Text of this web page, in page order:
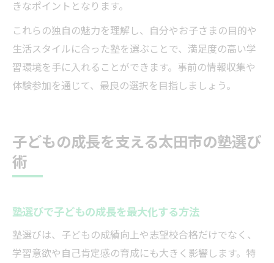
きなポイントとなります。
これらの独自の魅力を理解し、自分やお子さまの目的や
生活スタイルに合った塾を選ぶことで、満足度の高い学
習環境を手に入れることができます。事前の情報収集や
体験参加を通じて、最良の選択を目指しましょう。
子どもの成長を支える太田市の塾選び
術
塾選びで子どもの成長を最大化する方法
塾選びは、子どもの成績向上や志望校合格だけでなく、
学習意欲や自己肯定感の育成にも大きく影響します。特